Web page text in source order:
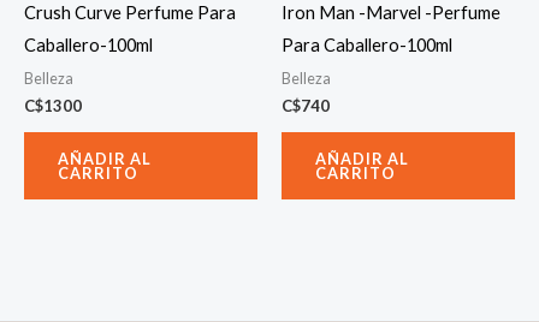
Crush Curve Perfume Para
Caballero-100ml
Belleza
C$1300
AÑADIR AL
CARRITO
Iron Man -Marvel -Perfume
Para Caballero-100ml
Belleza
C$740
AÑADIR AL
CARRITO